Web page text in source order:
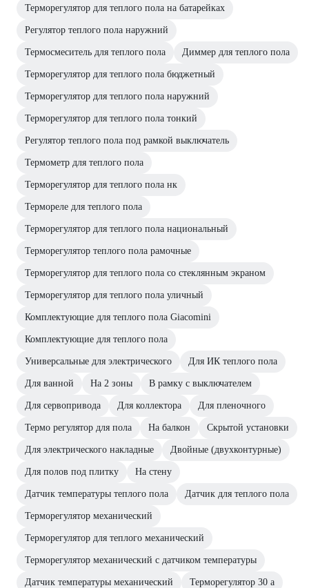
Терморегулятор для теплого пола на батарейках
Регулятор теплого пола наружний
Термосмеситель для теплого пола Диммер для теплого пола
Терморегулятор для теплого пола бюджетный
Терморегулятор для теплого пола наружний
Терморегулятор для теплого пола тонкий
Регулятор теплого пола под рамкой выключатель
Термометр для теплого пола
Терморегулятор для теплого пола нк
Термореле для теплого пола
Терморегулятор для теплого пола национальный
Терморегулятор теплого пола рамочные
Терморегулятор для теплого пола со стеклянным экраном
Терморегулятор для теплого пола уличный
Комплектующие для теплого пола Giacomini
Комплектующие для теплого пола
Универсальные для электрического Для ИК теплого пола
Для ванной На 2 зоны В рамку с выключателем
Для сервопривода Для коллектора Для пленочного
Термо регулятор для пола На балкон Скрытой установки
Для электрического накладные Двойные (двухконтурные)
Для полов под плитку На стену
Датчик температуры теплого пола Датчик для теплого пола
Терморегулятор механический
Терморегулятор для теплого механический
Терморегулятор механический с датчиком температуры
Датчик температуры механический Терморегулятор 30 а